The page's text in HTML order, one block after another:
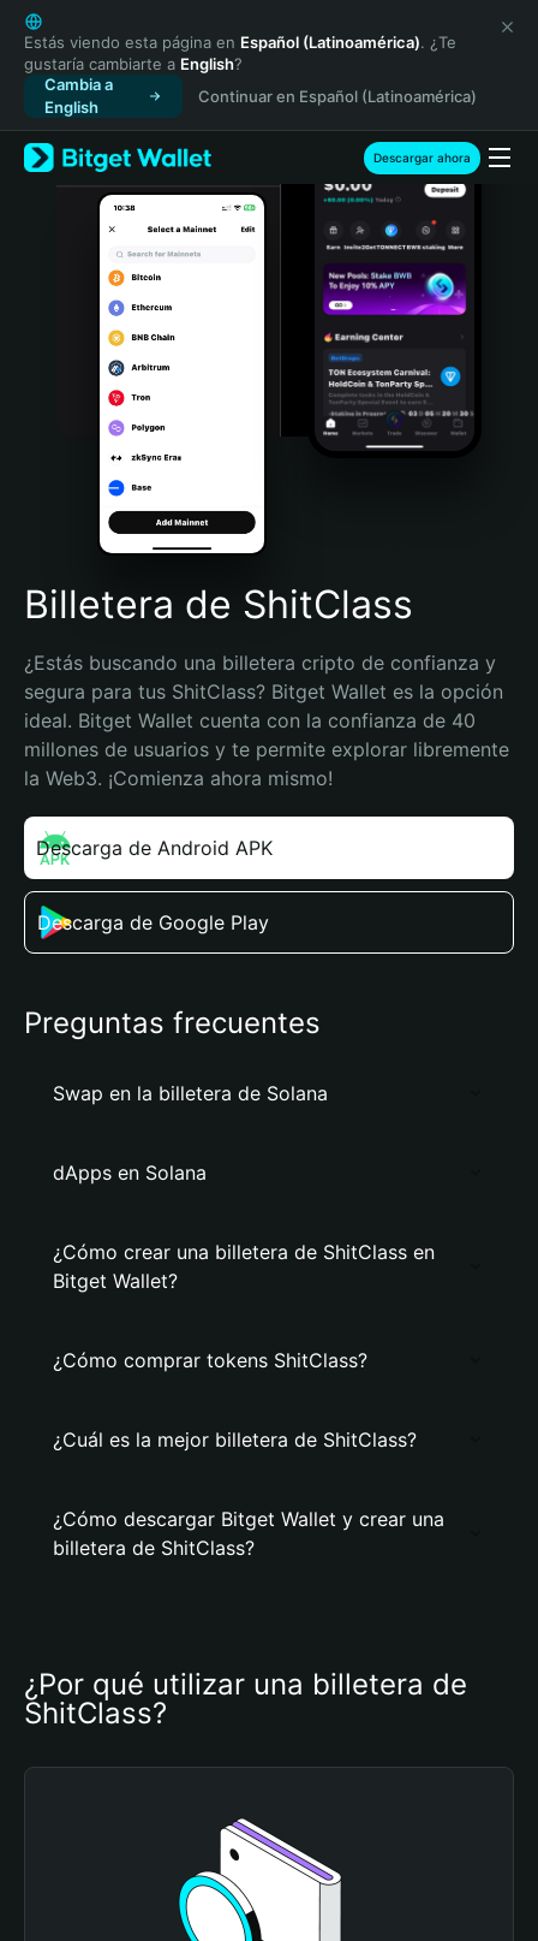
English
日本語
Tiếng Việt
Русский
Español (Latinoamérica)
Türkçe
Italiano
Português (Portugal)
Bahasa Indonesia
Português (Brasil)
Español (Argentina)
Estás viendo esta página en Español (Latinoamérica). ¿Te
gustaría cambiarte a English?
Cambia a
English
Continuar en Español (Latinoamérica)
Descargar ahora
Billetera de ShitClass
¿Estás buscando una billetera cripto de confianza y
segura para tus ShitClass? Bitget Wallet es la opción
ideal. Bitget Wallet cuenta con la confianza de 40
millones de usuarios y te permite explorar libremente
la Web3. ¡Comienza ahora mismo!
Descarga de Android APK
Descarga de Google Play
Preguntas frecuentes
Swap en la billetera de Solana
dApps en Solana
¿Cómo crear una billetera de ShitClass en
Bitget Wallet?
¿Cómo comprar tokens ShitClass?
¿Cuál es la mejor billetera de ShitClass?
¿Cómo descargar Bitget Wallet y crear una
billetera de ShitClass?
¿Por qué utilizar una billetera de
ShitClass?